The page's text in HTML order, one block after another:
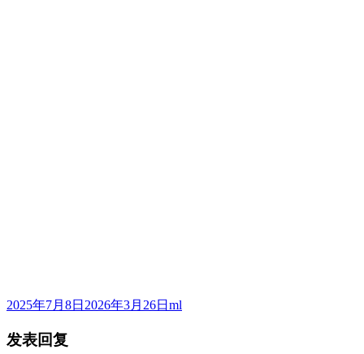
发
于
2025年7月8日 2026年3月26日 作
ml
发表回复